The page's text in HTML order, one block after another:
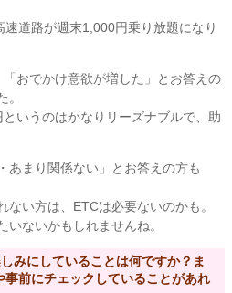
道路が週末1,000円乗り放題になり
おでかけ意欲が増した」とお答えの
いうのはかなりリーズナブルで、助
あまり関係ない」とお答えの方も
い方は、ETCは必要ないのかも。
ないかもしれませんね。
みにしていることは何ですか？ま
前にチェックしていることがあれ